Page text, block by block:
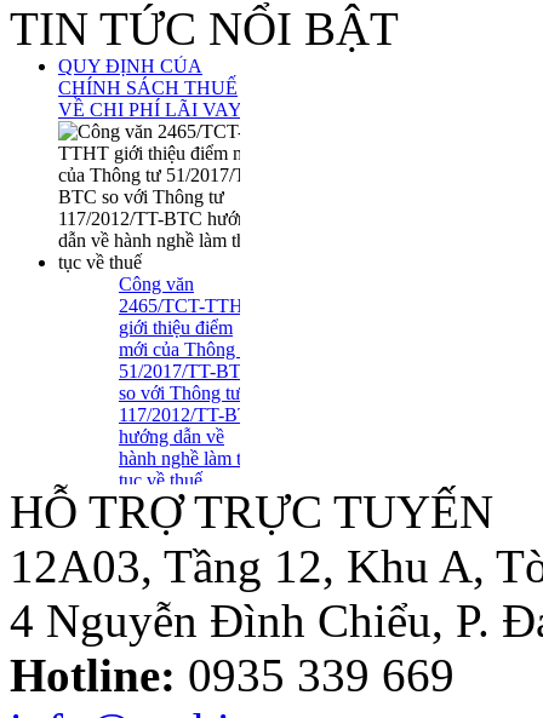
TIN TỨC NỔI BẬT
QUY ĐỊNH CỦA
CHÍNH SÁCH THUẾ
VỀ CHI PHÍ LÃI VAY
Công văn
2465/TCT-TTHT
giới thiệu điểm
mới của Thông tư
51/2017/TT-BTC
so với Thông tư
117/2012/TT-BTC
hướng dẫn về
hành nghề làm thủ
tục về thuế
Tuyển Dụng Trợ Lý Kiểm
Toán Năm 2016
Thông tư số
39/2014/TT-BTC:
Một số quy định
HỖ TRỢ TRỰC TUYẾN
12A03, Tầng 12, Khu A,
4 Nguyễn Đình Chiểu, P.
Hotline: 0935 339 669